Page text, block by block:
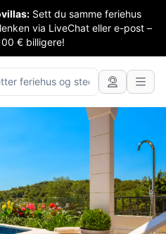
Sett du samme feriehus
via LiveChat eller e-post –
€ billigere!